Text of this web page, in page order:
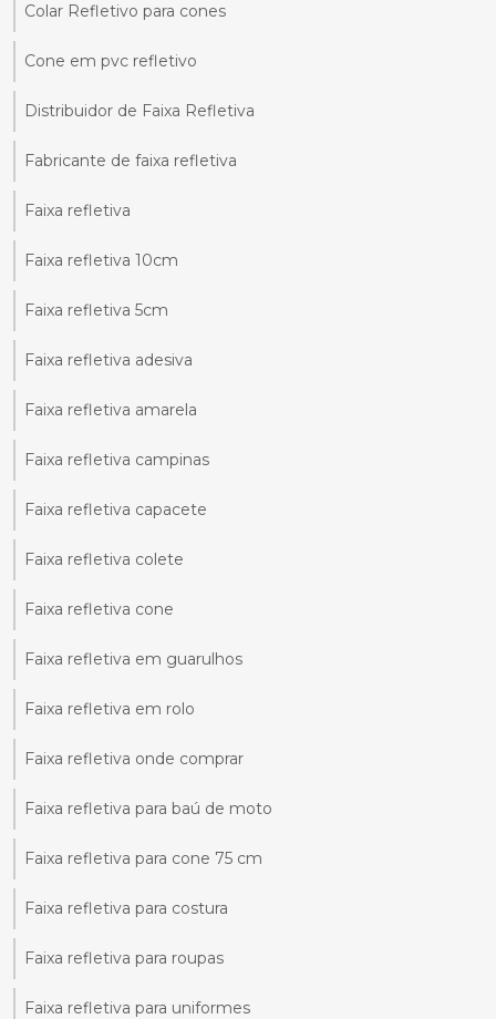
Colar Refletivo para cones
Cone em pvc refletivo
Distribuidor de Faixa Refletiva
Fabricante de faixa refletiva
Faixa refletiva
Faixa refletiva 10cm
Faixa refletiva 5cm
Faixa refletiva adesiva
Faixa refletiva amarela
Faixa refletiva campinas
Faixa refletiva capacete
Faixa refletiva colete
Faixa refletiva cone
Faixa refletiva em guarulhos
Faixa refletiva em rolo
Faixa refletiva onde comprar
Faixa refletiva para baú de moto
Faixa refletiva para cone 75 cm
Faixa refletiva para costura
Faixa refletiva para roupas
Faixa refletiva para uniformes